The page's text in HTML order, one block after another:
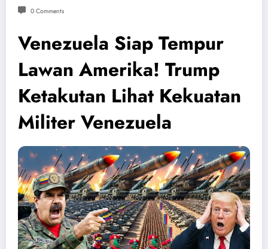
0 Comments
Venezuela Siap Tempur
Lawan Amerika! Trump
Ketakutan Lihat Kekuatan
Militer Venezuela